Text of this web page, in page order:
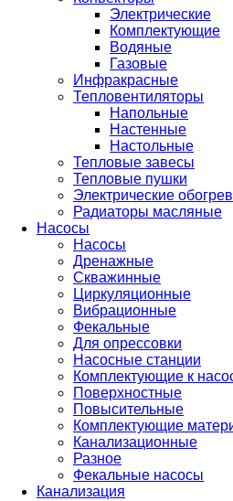
Электрические
Комплектующие
Водяные
Газовые
Инфракрасные
Тепловентиляторы
Напольные
Настенные
Настольные
Тепловые завесы
Тепловые пушки
Электрические
Радиаторы масляные
Насосы
Насосы
Дренажные
Скважинные
Циркуляционные
Вибрационные
Фекальные
Для опрессовки
Насосные станции
Комплектующие к
Поверхностные
Повысительные
Комплектующие
Канализационные
Разное
Фекальные насосы
Канализация